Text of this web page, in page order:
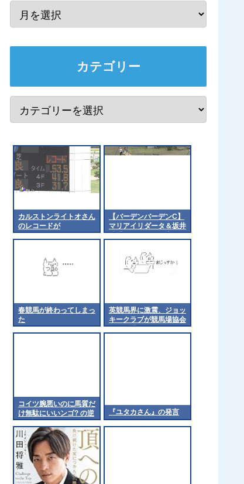
カテゴリー
カルストンライトオさん
のレコードが
【バーデンバーデンC】
マリアイリダータ＆坂井
騎手がｷﾀ━━━━(ﾟ
春競馬が終わってしまっ
た
英競馬界に激震、ジョッ
キークラブが競馬場協会
から脱退
コイツ腕悪いのに馬質だ
け無駄にいいンゴ? の逆
って誰や
『ユタカさん』の発言